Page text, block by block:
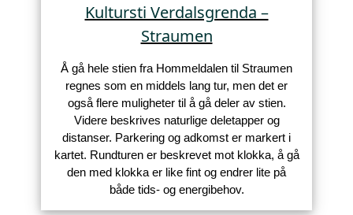
Kultursti Verdalsgrenda –
Straumen
Å gå hele stien fra Hommeldalen til Straumen
regnes som en middels lang tur, men det er
også flere muligheter til å gå deler av stien.
Videre beskrives naturlige deletapper og
distanser. Parkering og adkomst er markert i
kartet. Rundturen er beskrevet mot klokka, å gå
den med klokka er like fint og endrer lite på
både tids- og energibehov.